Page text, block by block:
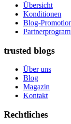
Übersicht
Konditionen
Blog-
trusted blogs
Über uns
Blog
Magazin
Kontakt
Rechtliches